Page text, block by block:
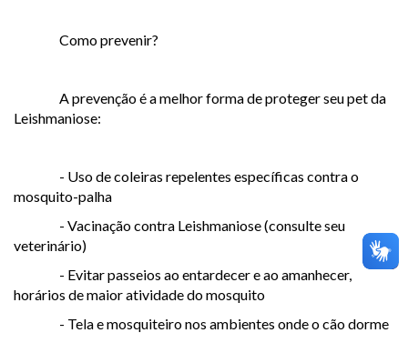
Como prevenir?
A prevenção é a melhor forma de proteger seu pet da
Leishmaniose:
- Uso de coleiras repelentes específicas contra o
mosquito-palha
- Vacinação contra Leishmaniose (consulte seu
veterinário)
- Evitar passeios ao entardecer e ao amanhecer,
horários de maior atividade do mosquito
- Tela e mosquiteiro nos ambientes onde o cão dorme